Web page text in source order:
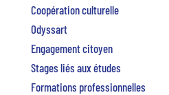
Coopération culturelle
Odyssart
Engagement citoyen
Stages liés aux études
Formations professionnelles